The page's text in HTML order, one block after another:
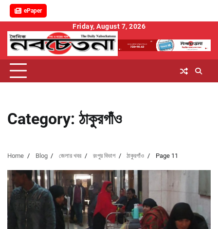
ePaper
content
Friday, August 7, 2026
Category: ঠাকুরগাঁও
Home Blog জেলার খবর রংপুর বিভাগ ঠাকুরগাঁও Page 11